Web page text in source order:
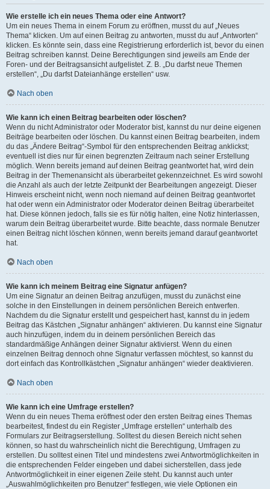
Wie erstelle ich ein neues Thema oder eine Antwort?
Um ein neues Thema in einem Forum zu eröffnen, musst du auf „Neues
Thema“ klicken. Um auf einen Beitrag zu antworten, musst du auf „Antworten“
klicken. Es könnte sein, dass eine Registrierung erforderlich ist, bevor du einen
Beitrag schreiben kannst. Deine Berechtigungen sind jeweils am Ende der
Foren- und der Beitragsansicht aufgelistet. Z. B. „Du darfst neue Themen
erstellen“, „Du darfst Dateianhänge erstellen“ usw.
Nach oben
Wie kann ich einen Beitrag bearbeiten oder löschen?
Wenn du nicht Administrator oder Moderator bist, kannst du nur deine eigenen
Beiträge bearbeiten oder löschen. Du kannst einen Beitrag bearbeiten, indem
du das „Ändere Beitrag“-Symbol für den entsprechenden Beitrag anklickst;
eventuell ist dies nur für einen begrenzten Zeitraum nach seiner Erstellung
möglich. Wenn bereits jemand auf deinen Beitrag geantwortet hat, wird dein
Beitrag in der Themenansicht als überarbeitet gekennzeichnet. Es wird sowohl
die Anzahl als auch der letzte Zeitpunkt der Bearbeitungen angezeigt. Dieser
Hinweis erscheint nicht, wenn noch niemand auf deinen Beitrag geantwortet
hat oder wenn ein Administrator oder Moderator deinen Beitrag überarbeitet
hat. Diese können jedoch, falls sie es für nötig halten, eine Notiz hinterlassen,
warum dein Beitrag überarbeitet wurde. Bitte beachte, dass normale Benutzer
einen Beitrag nicht löschen können, wenn bereits jemand darauf geantwortet
hat.
Nach oben
Wie kann ich meinem Beitrag eine Signatur anfügen?
Um eine Signatur an deinen Beitrag anzufügen, musst du zunächst eine
solche in den Einstellungen in deinem persönlichen Bereich entwerfen.
Nachdem du die Signatur erstellt und gespeichert hast, kannst du in jedem
Beitrag das Kästchen „Signatur anhängen“ aktivieren. Du kannst eine Signatur
auch hinzufügen, indem du in deinem persönlichen Bereich das
standardmäßige Anhängen deiner Signatur aktivierst. Wenn du einen
einzelnen Beitrag dennoch ohne Signatur verfassen möchtest, so kannst du
dort einfach das Kontrollkästchen „Signatur anhängen“ wieder deaktivieren.
Nach oben
Wie kann ich eine Umfrage erstellen?
Wenn du ein neues Thema eröffnest oder den ersten Beitrag eines Themas
bearbeitest, findest du ein Register „Umfrage erstellen“ unterhalb des
Formulars zur Beitragserstellung. Solltest du diesen Bereich nicht sehen
können, so hast du wahrscheinlich nicht die Berechtigung, Umfragen zu
erstellen. Du solltest einen Titel und mindestens zwei Antwortmöglichkeiten in
die entsprechenden Felder eingeben und dabei sicherstellen, dass jede
Antwortmöglichkeit in einer eigenen Zeile steht. Du kannst auch unter
„Auswahlmöglichkeiten pro Benutzer“ festlegen, wie viele Optionen ein